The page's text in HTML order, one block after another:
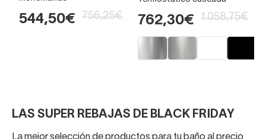
544,50€ 756,25€ 762,30€ 1.058,75€
LAS SUPER REBAJAS DE BLACK FRIDAY
La mejor selección de productos para tu baño al precio